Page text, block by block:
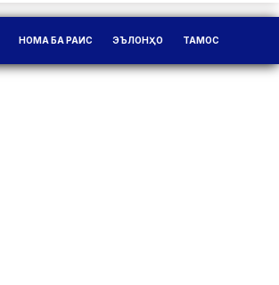
НОМА БА РАИС ЭЪЛОНҲО ТАМОС